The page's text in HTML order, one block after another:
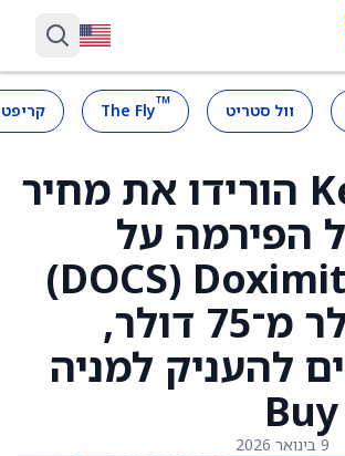
וול סטריט ™
The Fly
KeyBanc הורידו את מחיר
הפירמה על
מניית Doximity ‏(DOCS)
ל־60 דולר מ־75 דולר,
להעניק למניה
9 בינואר 2026